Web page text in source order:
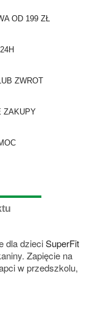
OD 199 ZŁ
ZWROT
ZAKUPY
dla dzieciSuperFit
Zapięcie na
w przedszkolu,